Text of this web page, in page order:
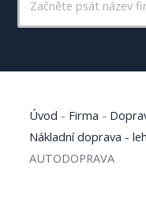
Úvod - Firma -
Nákladní doprava -
AUTODOPRAVA